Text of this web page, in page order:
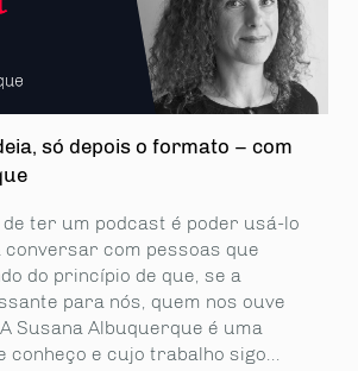
só depois o formato – com
de ter um podcast é poder usá-lo
com pessoas que
do princípio de que, se a
para nós, quem nos ouve
Susana Albuquerque é uma
conheço e cujo trabalho sigo...